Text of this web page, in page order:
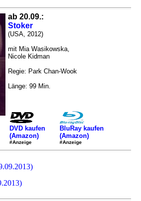
ab 20.09.:
Stoker
(USA, 2012)
mit Mia Wasikowska,
Nicole Kidman
Regie: Park Chan-Wook
Länge: 99 Min.
DVD kaufen
(Amazon)
#Anzeige
BluRay kaufen
(Amazon)
#Anzeige